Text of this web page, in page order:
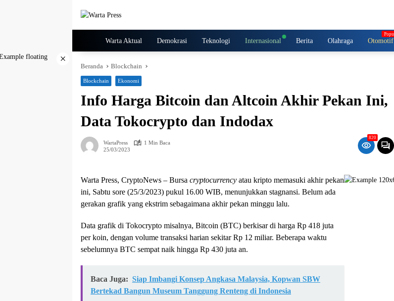
HomeWarta Aktual Demokrasi Teknologi Internasional Berita Olahraga Otomotif
×
Beranda Blockchain
Blockchain Ekonomi
Info Harga Bitcoin dan Altcoin Akhir Pekan Ini,
Data Tokocrypto dan Indodax
WartaPress
1 Min Baca
25/03/2023
820
Warta Press, CryptoNews – Bursa cryptocurrency atau kripto memasuki akhir pekan
ini, Sabtu sore (25/3/2023) pukul 16.00 WIB, menunjukkan stagnansi. Belum ada
gerakan grafik yang ekstrim sebagaimana akhir pekan minggu lalu.
Data grafik di Tokocrypto misalnya, Bitcoin (BTC) berkisar di harga Rp 418 juta
per koin, dengan volume transaksi harian sekitar Rp 12 miliar. Beberapa waktu
sebelumnya BTC sempat naik hingga Rp 430 juta an.
Baca Juga: Siap Imbangi Konsep Angkasa Malaysia, Kopwan SBW
Bertekad Bangun Museum Tanggung Renteng di Indonesia